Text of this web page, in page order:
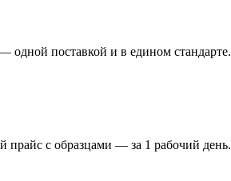
одной поставкой и в едином стандарте.
с образцами — за 1 рабочий день.